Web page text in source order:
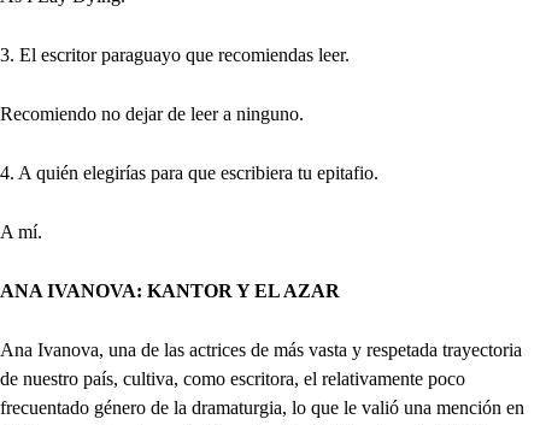
3. El escritor paraguayo que recomiendas leer.
Recomiendo no dejar de leer a ninguno.
4. A quién elegirías para que escribiera tu epitafio.
A mí.
ANA IVANOVA: KANTOR Y EL AZAR
Ana Ivanova, una de las actrices de más vasta y respetada trayectoria
de nuestro país, cultiva, como escritora, el relativamente poco
frecuentado género de la dramaturgia, lo que le valió una mención en